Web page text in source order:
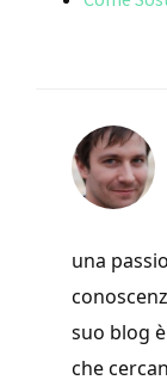
una
suo blog
che